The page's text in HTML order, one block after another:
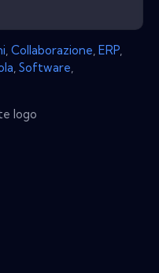
Collaborazione ERP
Software